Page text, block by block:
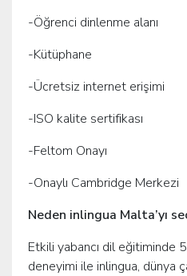
-Öğrenci dinlenme alanı
-Kütüphane
-Ücretsiz internet erişimi
-ISO kalite sertifikası
-Feltom Onayı
-Onaylı Cambridge Merkezi
Neden inlingua Malta’yı
Etkili yabancı dil eğitiminde
deneyimi ile inlingua, dünya